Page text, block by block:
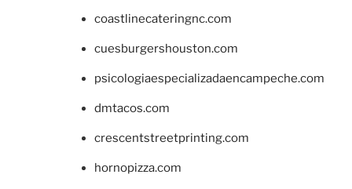
coastlinecateringnc.com
cuesburgershouston.com
psicologiaespecializadaencampeche.com
dmtacos.com
crescentstreetprinting.com
hornopizza.com